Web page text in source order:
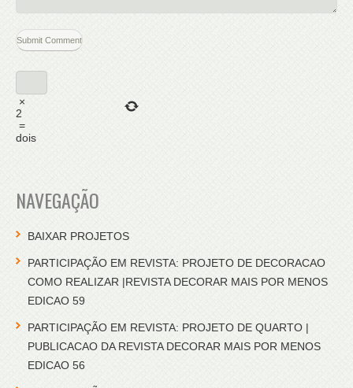
×
2
=
dois
NAVEGAÇÃO
BAIXAR PROJETOS
PARTICIPAÇÃO EM REVISTA: PROJETO DE DECORACAO
COMO REALIZAR |REVISTA DECORAR MAIS POR MENOS
EDICAO 59
PARTICIPAÇÃO EM REVISTA: PROJETO DE QUARTO |
PUBLICACAO DA REVISTA DECORAR MAIS POR MENOS
EDICAO 56